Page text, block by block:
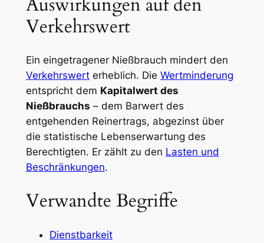
Verkehrswert
Ein eingetragener Nießbrauch mindert den
Verkehrswerterheblich. Die Wertminderung
entspricht dem Kapitalwert des
Nießbrauchs – dem Barwert des
entgehenden Reinertrags, abgezinst über
die statistische Lebenserwartung des
Berechtigten. Er zählt zu den Lasten und
Beschränkungen.
Verwandte Begriffe
Dienstbarkeit